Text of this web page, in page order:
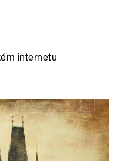
internetu